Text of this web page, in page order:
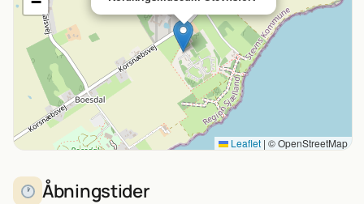
Leaflet | © OpenStreetMap
Åbningstider